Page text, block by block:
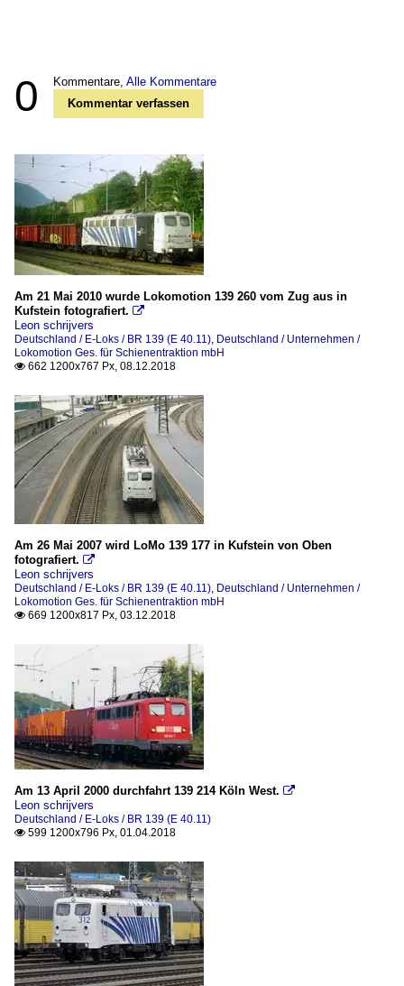
0 Kommentare, Alle Kommentare
Kommentar verfassen
Am 21 Mai 2010 wurde Lokomotion 139 260 vom Zug aus in
Kufstein fotografiert. 
Leon schrijvers
Deutschland / E-Loks / BR 139 (E 40.11), Deutschland / Unternehmen /
Lokomotion Ges. für Schienentraktion mbH
 662 1200x767 Px, 08.12.2018
Am 26 Mai 2007 wird LoMo 139 177 in Kufstein von Oben
fotografiert. 
Leon schrijvers
Deutschland / E-Loks / BR 139 (E 40.11), Deutschland / Unternehmen /
Lokomotion Ges. für Schienentraktion mbH
 669 1200x817 Px, 03.12.2018
Am 13 April 2000 durchfahrt 139 214 Köln West. 
Leon schrijvers
Deutschland / E-Loks / BR 139 (E 40.11)
 599 1200x796 Px, 01.04.2018